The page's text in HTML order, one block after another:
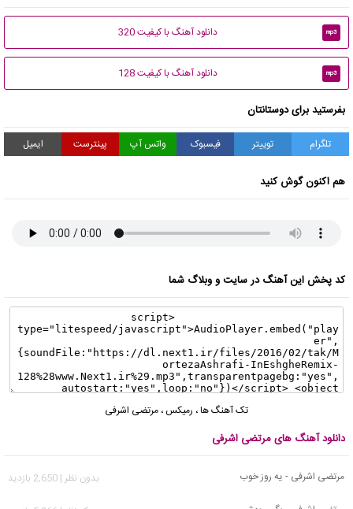
mp3 دانلود آهنگ با کیفیت 320
mp3 دانلود آهنگ با کیفیت 128
بفرستید برای دوستانتان
تلگرام توییتر فیسبوک واتس آپ پینترست ایمیل
هم اکنون گوش کنید
کد پخش این آهنگ در سایت و وبلاگ شما
تک آهنگ ها، رمیکس ، مرتضی اشرفی
دانلود آهنگ های مرتضی اشرفی
مرتضی اشرفی - یه روز خوب
بدون نظر | 2,650 بازدید